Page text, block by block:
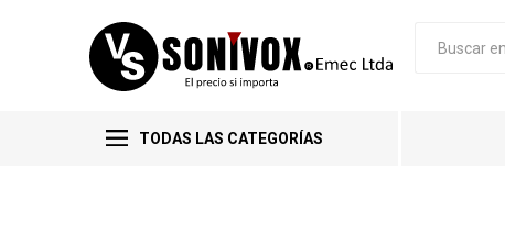
TODAS LAS CATEGORÍAS